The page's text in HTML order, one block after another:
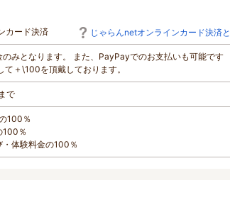
カード決済
じゃらんnetオンラインカード決済
みとなります。 また、PayPayでのお支払いも可能です
＋\100を頂戴しております。
で
100％
％
体験料金の100％